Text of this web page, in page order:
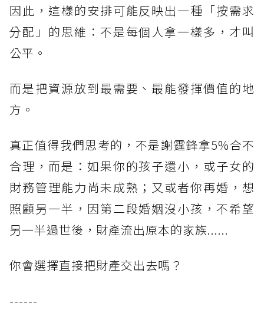
因此，這樣的安排可能反映出一種「按需求
分配」的思維：不是每個人拿一樣多，才叫
公平。
而是把資源放到最需要、最能發揮價值的地
方。
真正值得我們思考的，不是謝霆鋒拿5%合不
合理，而是：如果你的孩子還小，或子女的
財務管理能力尚未成熟；又或者你再婚，想
照顧另一半，因第二段婚姻沒小孩，不希望
另一半過世後，財產流出原本的家族......
你會選擇直接把財產交出去嗎？
------